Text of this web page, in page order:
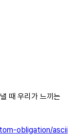
때 우리가 느끼는
obligation/ascii